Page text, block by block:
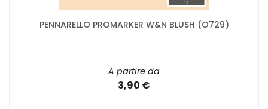
PENNARELLO PROMARKER W&N BLUSH (O729)
A partire da
3,90 €